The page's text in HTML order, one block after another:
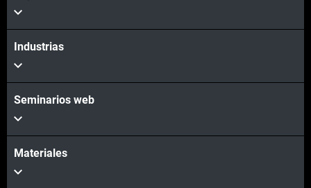
Industrias
Seminarios web
Materiales